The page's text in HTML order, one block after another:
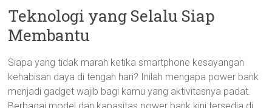
Teknologi yang Selalu Siap
Membantu
Siapa yang tidak marah ketika smartphone kesayangan
kehabisan daya di tengah hari? Inilah mengapa power bank
menjadi gadget wajib bagi kamu yang aktivitasnya padat.